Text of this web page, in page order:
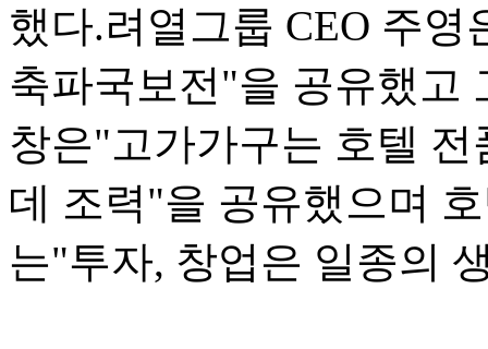
했다.려열그룹 CEO 주
축파국보전"을 공유했고
창은"고가가구는 호텔
데 조력"을 공유했으며
는"투자, 창업은 일종의